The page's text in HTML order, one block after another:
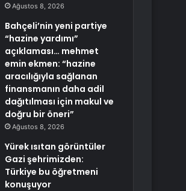
Ağustos 8, 2026
Bahçeli’nin yeni partiye
“hazine yardımı”
açıklaması… mehmet
emin ekmen: “hazine
aracılığıyla sağlanan
finansmanın daha adil
dağıtılması için makul ve
doğru bir öneri”
Ağustos 8, 2026
Yürek ısıtan görüntüler
Gazi şehrimizden:
Türkiye bu öğretmeni
konuşuyor